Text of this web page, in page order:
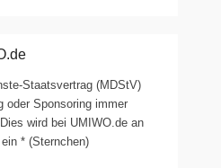
Staatsvertrag (MDStV)
oder Sponsoring immer
wird bei UMIWO.de an
* (Sternchen)